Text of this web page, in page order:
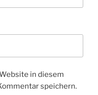
in diesem
speichern.